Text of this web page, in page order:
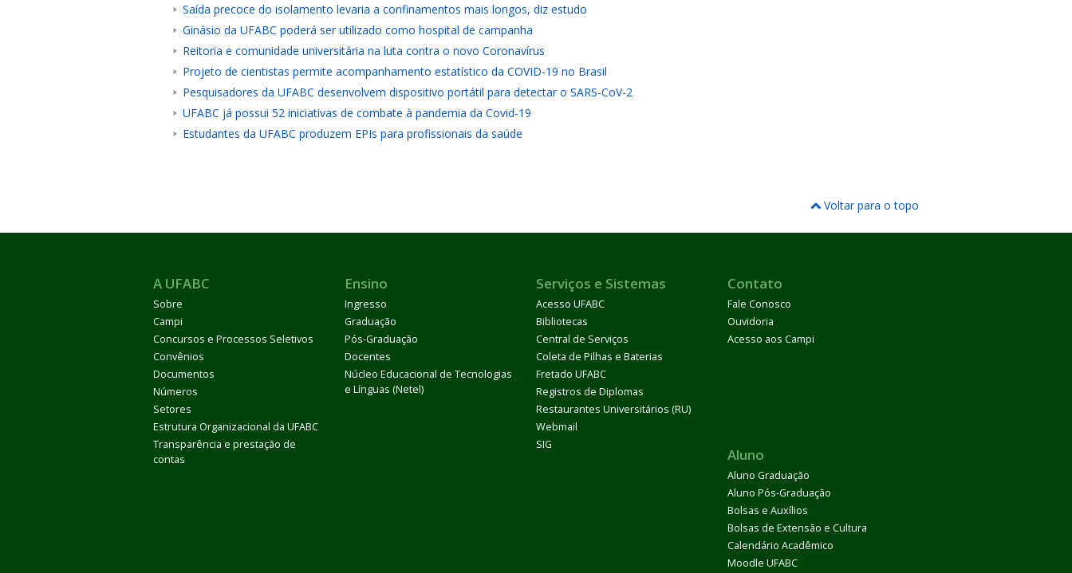
Saída precoce do isolamento levaria a confinamentos mais longos, diz estudo
Ginásio da UFABC poderá ser utilizado como hospital de campanha
Reitoria e comunidade universitária na luta contra o novo Coronavírus
Projeto de cientistas permite acompanhamento estatístico da COVID-19 no Brasil
Pesquisadores da UFABC desenvolvem dispositivo portátil para detectar o SARS-CoV-2
UFABC já possui 52 iniciativas de combate à pandemia da Covid-19
Estudantes da UFABC produzem EPIs para profissionais da saúde
Voltar para o topo
A UFABC
Sobre
Campi
Concursos e Processos Seletivos
Convênios
Documentos
Números
Setores
Estrutura Organizacional da UFABC
Transparência e prestação de
contas
Ensino
Ingresso
Graduação
Pós-Graduação
Docentes
Núcleo Educacional de Tecnologias
e Línguas (Netel)
Serviços e Sistemas
Acesso UFABC
Bibliotecas
Central de Serviços
Coleta de Pilhas e Baterias
Fretado UFABC
Registros de Diplomas
Restaurantes Universitários (RU)
Webmail
SIG
Contato
Fale Conosco
Ouvidoria
Acesso aos Campi
Aluno
Aluno Graduação
Aluno Pós-Graduação
Bolsas e Auxílios
Bolsas de Extensão e Cultura
Calendário Acadêmico
Moodle UFABC